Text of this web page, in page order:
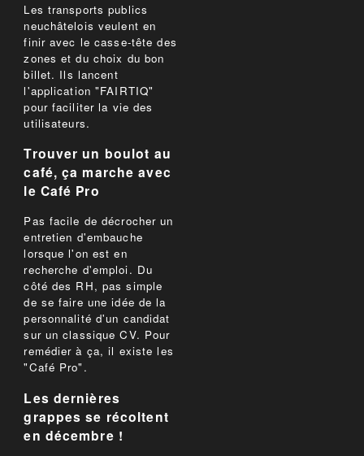
Les transports publics
neuchâtelois veulent en
finir avec le casse-tête des
zones et du choix du bon
billet. Ils lancent
l'application "FAIRTIQ"
pour faciliter la vie des
utilisateurs.
Trouver un boulot au
café, ça marche avec
le Café Pro
Pas facile de décrocher un
entretien d'embauche
lorsque l'on est en
recherche d'emploi. Du
côté des RH, pas simple
de se faire une idée de la
personnalité d'un candidat
sur un classique CV. Pour
remédier à ça, il existe les
"Café Pro".
Les dernières
grappes se récoltent
en décembre !